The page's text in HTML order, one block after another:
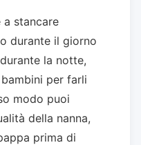
stancare
durante il giorno
la notte,
per farli
modo puoi
della nanna,
prima di